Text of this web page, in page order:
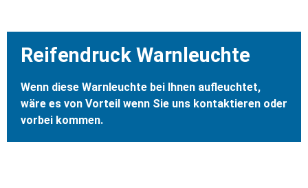
Reifendruck Warnleuchte
Wenn diese Warnleuchte bei Ihnen aufleuchtet,
wäre es von Vorteil wenn Sie uns kontaktieren oder
vorbei kommen.